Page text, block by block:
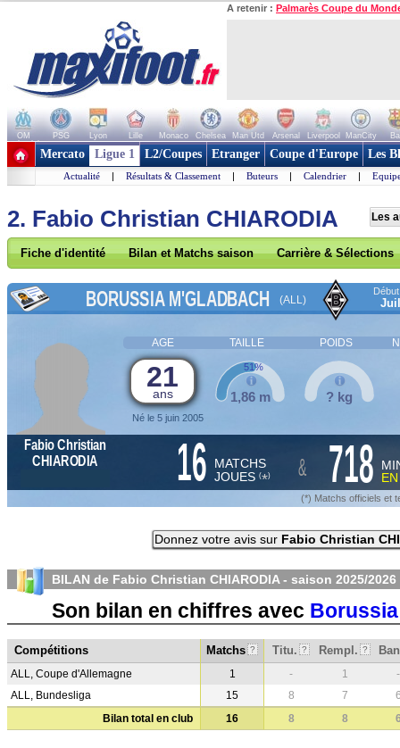
A retenir : Palmarès Coupe du
OM PSG Lyon Lille Monaco Chelsea Man Utd Arsenal Liverpool ManCity
+ de clubs
Mercato Ligue 1 L2/Coupes Etranger Coupe d'Europe Les
Actualité | Résultats & Classement | Buteurs | Calendrier |
2. Fabio Christian CHIARODIA Les
Fiche d'identité Bilan et Matchs saison Carrière & Sélections
BORUSSIA M'GLADBACH (ALL)
AGE TAILLE POIDS
21
ans
Né le 5 juin 2005
1,86 m
51%
? kg
Fabio Christian
CHIARODIA
16 MATCHS
JOUES (*) & 718
(*) Matchs officiels et
Donnez votre avis sur Fabio Christian
BILAN de Fabio Christian CHIARODIA - saison 2025/2026
Son bilan en chiffres avec
Compétitions Matchs ? Titu. ? Rempl. ?
ALL, Coupe d'Allemagne 1 - 1
-
ALL, Bundesliga
15 8 7
Bilan total en club
16 8 8